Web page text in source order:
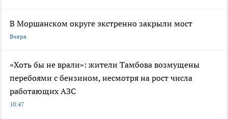
В Моршанском округе экстренно закрыли мост
Вчера
«Хоть бы не врали»: жители Тамбова возмущены
перебоями с бензином, несмотря на рост числа
работающих АЗС
10:47